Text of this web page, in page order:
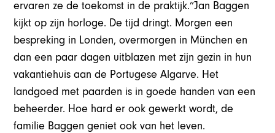
ervaren ze de toekomst in de praktijk.”Jan Baggen
kijkt op zijn horloge. De tijd dringt. Morgen een
bespreking in Londen, overmorgen in München en
dan een paar dagen uitblazen met zijn gezin in hun
vakantiehuis aan de Portugese Algarve. Het
landgoed met paarden is in goede handen van een
beheerder. Hoe hard er ook gewerkt wordt, de
familie Baggen geniet ook van het leven.